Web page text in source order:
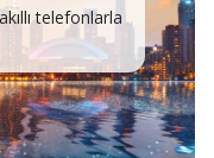
telefonlarla